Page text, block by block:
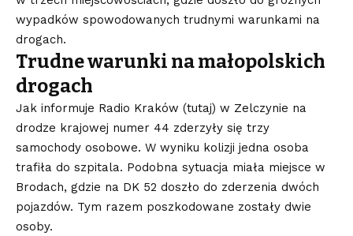
wypadków spowodowanych trudnymi warunkami na
drogach.
Trudne warunki na małopolskich
drogach
Jak informuje Radio Kraków (tutaj) w Zelczynie na
drodze krajowej numer 44 zderzyły się trzy
samochody osobowe. W wyniku kolizji jedna osoba
trafiła do szpitala. Podobna sytuacja miała miejsce w
Brodach, gdzie na DK 52 doszło do zderzenia dwóch
pojazdów. Tym razem poszkodowane zostały dwie
osoby.